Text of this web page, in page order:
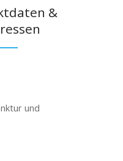
&
und